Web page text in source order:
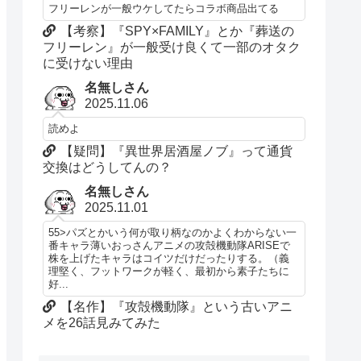
フリーレンが一般ウケしてたらコラボ商品出てる
【考察】『SPY×FAMILY』とか『葬送の
フリーレン』が一般受け良くて一部のオタク
に受けない理由
名無しさん
2025.11.06
読めよ
【疑問】『異世界居酒屋ノブ』って通貨
交換はどうしてんの？
名無しさん
2025.11.01
55>パズとかいう何が取り柄なのかよくわからない一
番キャラ薄いおっさんアニメの攻殻機動隊ARISEで
株を上げたキャラはコイツだけだったりする。（義
理堅く、フットワークが軽く、最初から素子たちに
好...
【名作】『攻殻機動隊』という古いアニ
メを26話見みてみた